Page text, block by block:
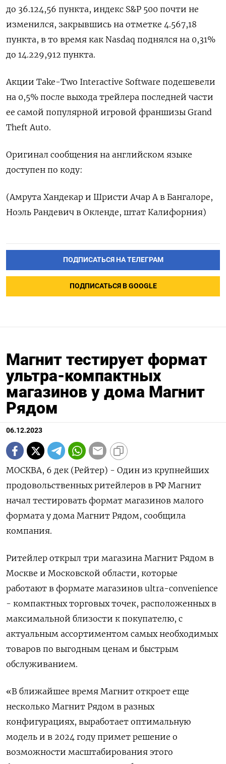
до 36.124,56 пункта, индекс S&P 500 почти не
изменился, закрывшись на отметке 4.567,18
пункта​, в то время как ​Nasdaq поднялся на 0,31%
до 14.229,912 пункта​.
Акции Take-Two Interactive Software подешевели
на 0,5% после выхода трейлера последней части
ее самой популярной игровой франшизы Grand
Theft Auto.
Оригинал сообщения на английском языке
доступен по коду:
(Амрута Хандекар и Шристи Ачар А в Бангалоре,
Ноэль Рандевич в Окленде, штат Калифорния)
ПОДПИСАТЬСЯ НА ТЕЛЕГРАМ
ПОДПИСАТЬСЯ В GOOGLE
Магнит тестирует формат
ультра-компактных
магазинов у дома Магнит
Рядом
06.12.2023
МОСКВА, 6 дек (Рейтер) - Один из крупнейших
продовольственных ритейлеров в РФ Магнит
начал тестировать формат магазинов малого
формата у дома Магнит Рядом, сообщила
компания.
Ритейлер открыл три магазина Магнит Рядом в
Москве и Московской области, которые
работают в формате магазинов ultra-convenience
- компактных торговых точек, расположенных в
максимальной близости к покупателю, с
актуальным ассортиментом самых необходимых
товаров по выгодным ценам и быстрым
обслуживанием.
«В ближайшее время Магнит откроет еще
несколько Магнит Рядом в разных
конфигурациях, выработает оптимальную
модель и в 2024 году примет решение о
возможности масштабирования этого